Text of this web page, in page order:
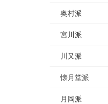
奥村派
宮川派
川又派
懐月堂派
月岡派